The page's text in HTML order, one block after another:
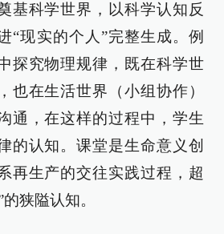
基科学世界，以科学认知反
“现实的个人”完整生成。例
探究物理规律，既在科学世
也在生活世界（小组协作）
通，在这样的过程中，学生
的认知。课堂是生命意义创
再生产的交往实践过程，超
狭隘认知。